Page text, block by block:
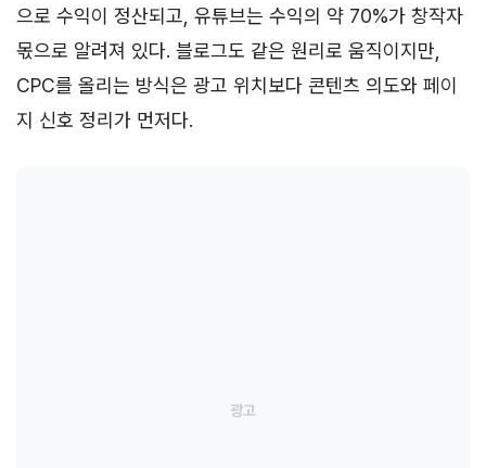
으로 수익이 정산되고, 유튜브는 수익의 약 70%가 창작자
몫으로 알려져 있다. 블로그도 같은 원리로 움직이지만,
CPC를 올리는 방식은 광고 위치보다 콘텐츠 의도와 페이
지 신호 정리가 먼저다.